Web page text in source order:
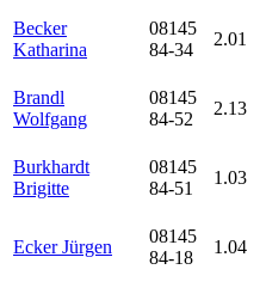
Becker
Katharina
08145
84-34
2.01
Brandl
Wolfgang
08145
84-52
2.13
Burkhardt
Brigitte
08145
84-51
1.03
Ecker Jürgen
08145
84-18
1.04